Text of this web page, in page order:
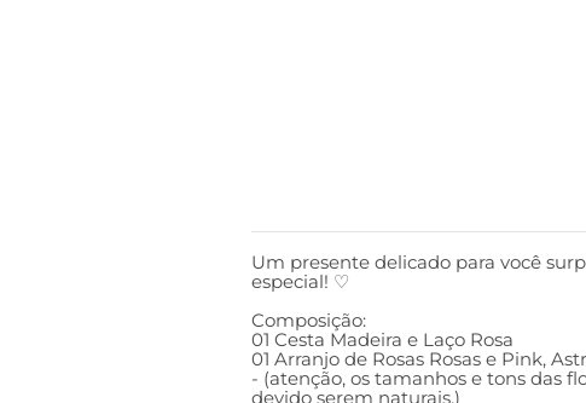
Um presente delicado para você
especial! ♡
Composição:
01 Cesta Madeira e Laço Rosa
01 Arranjo de Rosas Rosas e Pink,
- (atenção, os tamanhos e tons das
devido serem naturais.)